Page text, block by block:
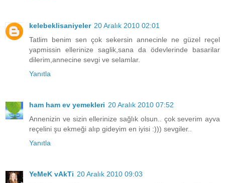
kelebeklisaniyeler 20 Aralık 2010 02:01
Tatlim benim sen çok sekersin annecinle ne güzel reçel
yapmissin ellerinize saglik,sana da ödevlerinde basarilar
dilerim,annecine sevgi ve selamlar.
Yanıtla
ham ham ev yemekleri 20 Aralık 2010 07:52
Annenizin ve sizin ellerinize sağlık olsun.. çok severim ayva
reçelini şu ekmeği alıp gideyim en iyisi :))) sevgiler..
Yanıtla
YeMeK vAkTi 20 Aralık 2010 09:03